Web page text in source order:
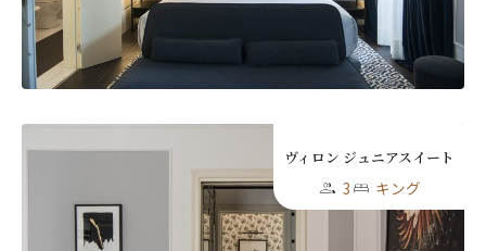
ヴィロン ジュニアスイート
3 キング